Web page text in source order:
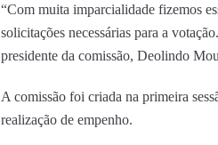
“Com muita imparcialidade fizemos
solicitações necessárias para a
presidente da comissão, Deolindo
A comissão foi criada na primeira
realização de empenho.